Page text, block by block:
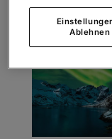
Ablehnen